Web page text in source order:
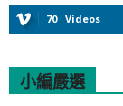
70 Videos
小編嚴選